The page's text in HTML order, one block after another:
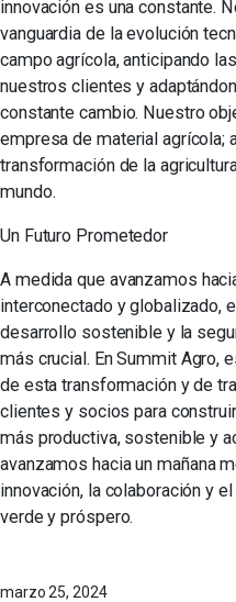
innovación es una constante.
vanguardia de la evolución
campo agrícola, anticipando
nuestros clientes y
constante cambio. Nuestro
empresa de material agrícola;
transformación de la
mundo.
Un Futuro Prometedor
A medida que avanzamos
interconectado y globalizado,
desarrollo sostenible y la
más crucial. En Summit Agro,
de esta transformación y de
clientes y socios para
más productiva, sostenible y
avanzamos hacia un mañana
innovación, la colaboración y
verde y próspero.
marzo 25, 2024